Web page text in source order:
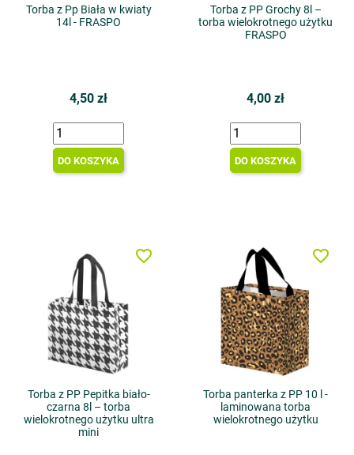
Torba z Pp Biała w kwiaty
14l - FRASPO
4,50 zł
DO KOSZYKA
Torba z PP Grochy 8l –
torba wielokrotnego użytku
FRASPO
4,00 zł
DO KOSZYKA
Torba z PP Pepitka biało-
czarna 8l – torba
wielokrotnego użytku ultra
mini
favorite_border
Torba panterka z PP 10 l -
laminowana torba
wielokrotnego użytku
favorite_border